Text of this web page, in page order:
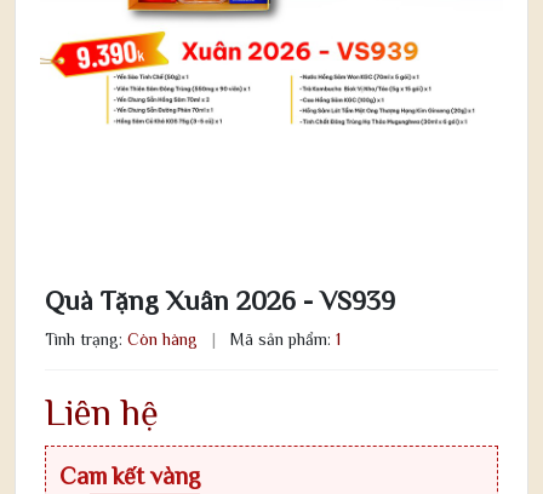
Quà Tặng Xuân 2026 - VS939
Tình trạng: Còn hàng | Mã sản phẩm: 1
Liên hệ
Cam kết vàng